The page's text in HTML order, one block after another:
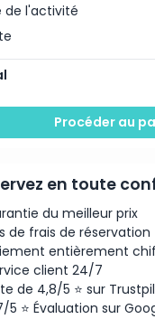
de l'activité
Procéder au
en toute
du meilleur prix
de frais de réservation
entièrement
client 24/7
de 4,8/5 ⭐ sur
5 ⭐ Évaluation sur